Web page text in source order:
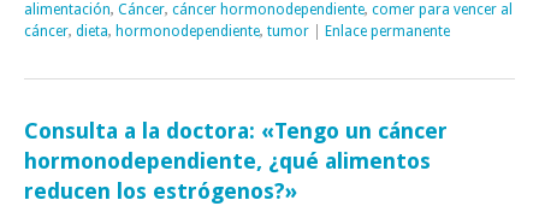
alimentación, Cáncer, cáncer hormonodependiente, comer para vencer al
cáncer, dieta, hormonodependiente, tumor Enlace permanente
Consulta a la doctora: «Tengo un cáncer
hormonodependiente, ¿qué alimentos
reducen los estrógenos?»